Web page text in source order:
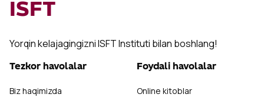
ISFT
Yorqin kelajagingizni ISFT Instituti bilan boshlang!
Tezkor havolalar
Biz haqimizda
Foydali havolalar
Online kitoblar